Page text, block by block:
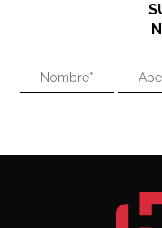
"En
"En
Napoleón